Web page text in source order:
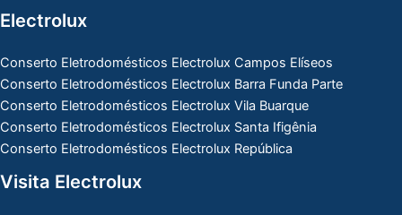
Electrolux
Conserto Eletrodomésticos Electrolux Campos Elíseos
Conserto Eletrodomésticos Electrolux Barra Funda Parte
Conserto Eletrodomésticos Electrolux Vila Buarque
Conserto Eletrodomésticos Electrolux Santa Ifigênia
Conserto Eletrodomésticos Electrolux República
Visita Electrolux